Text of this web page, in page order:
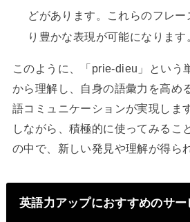
どがあります。これらのフレー
り豊かな表現が可能になります
このように、「prie-dieu」という
から理解し、自身の語彙力を高め
語コミュニケーションが実現しま
しながら、積極的に使ってみるこ
の中で、新しい発見や理解が得ら
英語力アップにおすすめのサー